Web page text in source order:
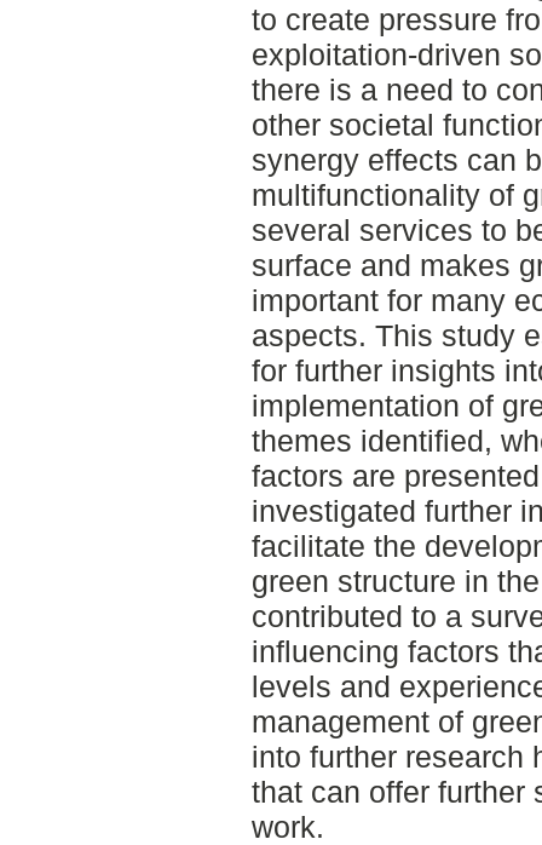
to create pressure
exploitation-driven
there is a need to
other societal
synergy effects can
multifunctionality of
several services to
surface and makes
important for many
aspects. This study
for further insights
implementation of
themes identified,
factors are
investigated further
facilitate the
green structure in
contributed to a
influencing factors
levels and
management of
into further research
that can offer further
work.